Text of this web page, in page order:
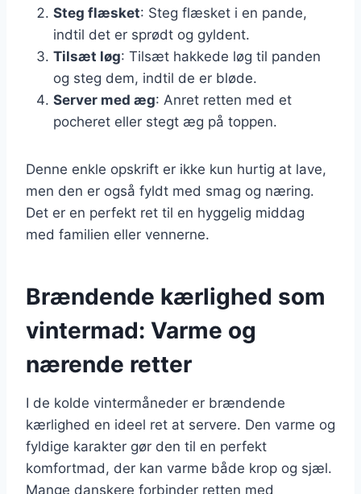
Steg flæsket: Steg flæsket i en pande,
indtil det er sprødt og gyldent.
Tilsæt løg: Tilsæt hakkede løg til panden
og steg dem, indtil de er bløde.
Server med æg: Anret retten med et
pocheret eller stegt æg på toppen.
Denne enkle opskrift er ikke kun hurtig at lave,
men den er også fyldt med smag og næring.
Det er en perfekt ret til en hyggelig middag
med familien eller vennerne.
Brændende kærlighed som
vintermad: Varme og
nærende retter
I de kolde vintermåneder er brændende
kærlighed en ideel ret at servere. Den varme og
fyldige karakter gør den til en perfekt
komfortmad, der kan varme både krop og sjæl.
Mange danskere forbinder retten med